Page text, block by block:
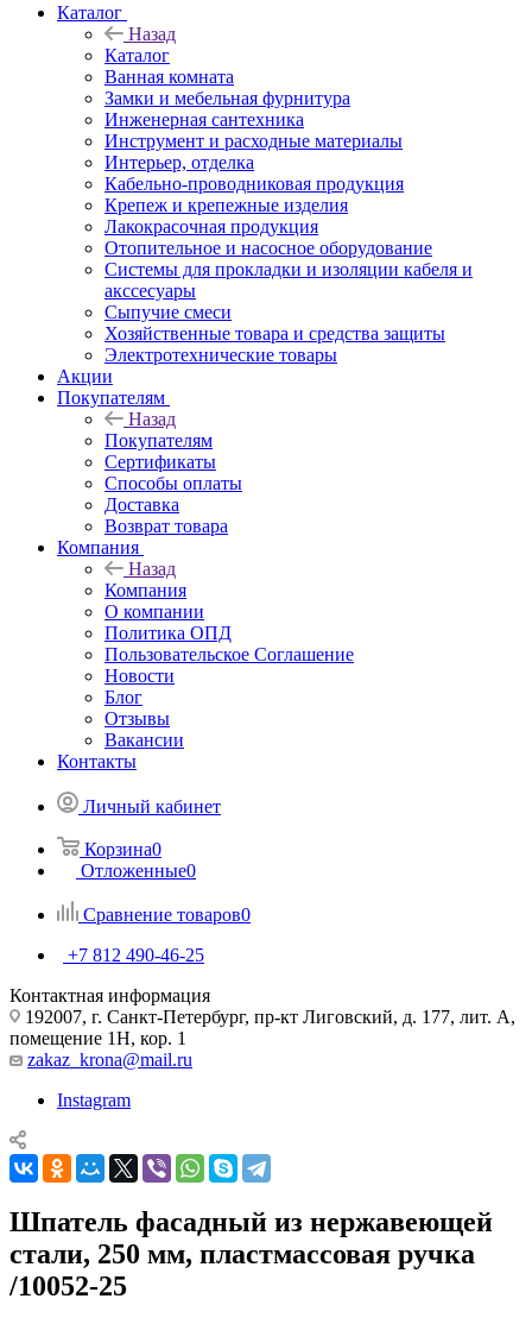
Каталог
Назад
Каталог
Ванная комната
Замки и мебельная фурнитура
Инженерная сантехника
Инструмент и расходные материалы
Интерьер, отделка
Кабельно-проводниковая продукция
Крепеж и крепежные изделия
Лакокрасочная продукция
Отопительное и насосное оборудование
Системы для прокладки и изоляции кабеля и
акссесуары
Сыпучие смеси
Хозяйственные товара и средства защиты
Электротехнические товары
Акции
Покупателям
Назад
Покупателям
Сертификаты
Способы оплаты
Доставка
Возврат товара
Компания
Назад
Компания
О компании
Политика ОПД
Пользовательское Соглашение
Новости
Блог
Отзывы
Вакансии
Контакты
Личный кабинет
Корзина0
Отложенные0
Сравнение товаров0
+7 812 490-46-25
Контактная информация
192007, г. Санкт-Петербург, пр-кт Лиговский, д. 177, лит. А,
помещение 1Н, кор. 1
zakaz_krona@mail.ru
Instagram
Шпатель фасадный из нержавеющей
стали, 250 мм, пластмассовая ручка
/10052-25